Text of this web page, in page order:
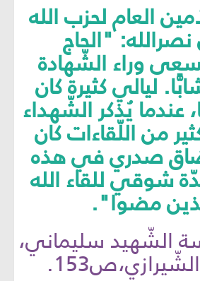
العام لحزب الله
"الحاج
وراء الشّهادة
ليالي كثيرة كان
عندما يُذكر الشّهداء
من اللّقاءات كان
صدري في هذه
شوقي للقاء الله
مضوا".
الشّهيد سليماني،